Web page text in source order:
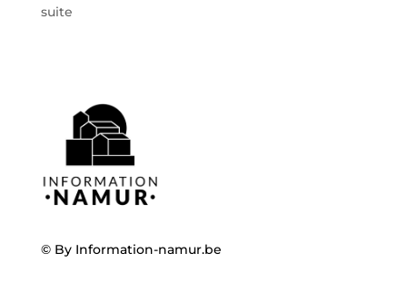
suite:
la
nouvelle
citadine
100
%
débarque
© By Information-namur.be